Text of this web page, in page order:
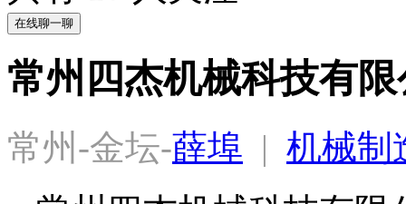
在线聊一聊
常州四杰机械科技有
常州-金坛-薛埠 | 机械制